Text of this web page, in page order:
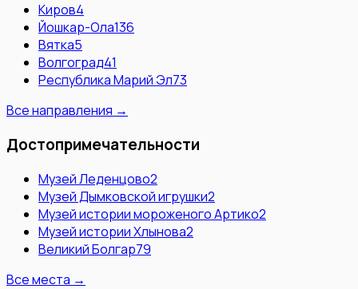
Киров4
Йошкар-Ола136
Вятка5
Волгоград41
Республика Марий Эл73
Все направления →
Достопримечательности
Музей Леденцово2
Музей Дымковской игрушки2
Музей истории мороженого Артико2
Музей истории Хлынова2
Великий Болгар79
Все места →